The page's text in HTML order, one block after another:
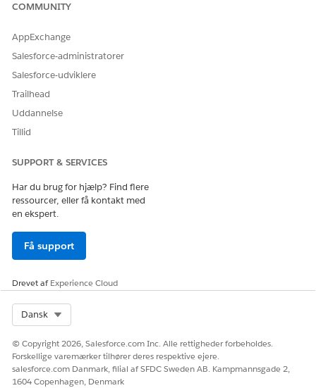
COMMUNITY
AppExchange
Salesforce-administratorer
Salesforce-udviklere
Trailhead
Uddannelse
Tillid
SUPPORT & SERVICES
Har du brug for hjælp? Find flere
ressourcer, eller få kontakt med
en ekspert.
Få support
Drevet afExperience Cloud
Dansk
© Copyright 2026, Salesforce.com Inc. Alle rettigheder forbeholdes.
Forskellige varemærker tilhører deres respektive ejere.
salesforce.com Danmark, filial af SFDC Sweden AB. Kampmannsgade 2,
1604 Copenhagen, Denmark